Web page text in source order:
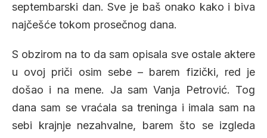
septembarski dan. Sve je baš onako kako i biva
najčešće tokom prosečnog dana.
S obzirom na to da sam opisala sve ostale aktere
u ovoj priči osim sebe – barem fizički, red je
došao i na mene. Ja sam Vanja Petrović. Tog
dana sam se vraćala sa treninga i imala sam na
sebi krajnje nezahvalne, barem što se izgleda